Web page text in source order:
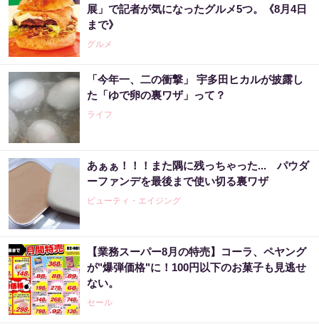
展」で記者が気になったグルメ5つ。《8月4日
まで》
グルメ
「今年一、二の衝撃」 宇多田ヒカルが披露し
た「ゆで卵の裏ワザ」って？
ライフ
あぁぁ！！！また隅に残っちゃった... パウダ
ーファンデを最後まで使い切る裏ワザ
ビューティ・エイジング
【業務スーパー8月の特売】コーラ、ペヤング
が"爆弾価格"に！100円以下のお菓子も見逃せ
ない。
セール